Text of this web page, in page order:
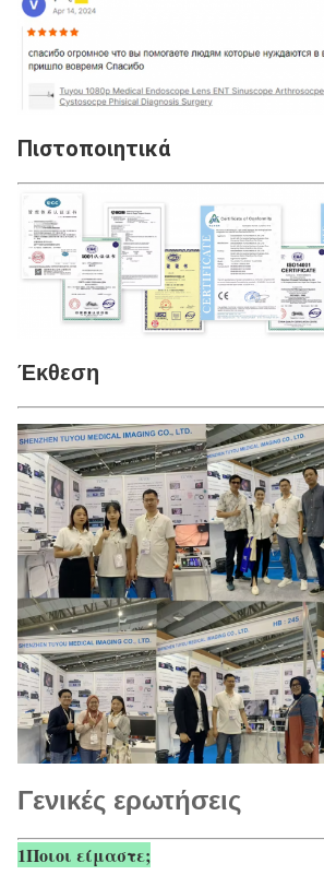
Πιστοποιητικά
Έκθεση
Γενικές ερωτήσεις
1Ποιοι είμαστε;